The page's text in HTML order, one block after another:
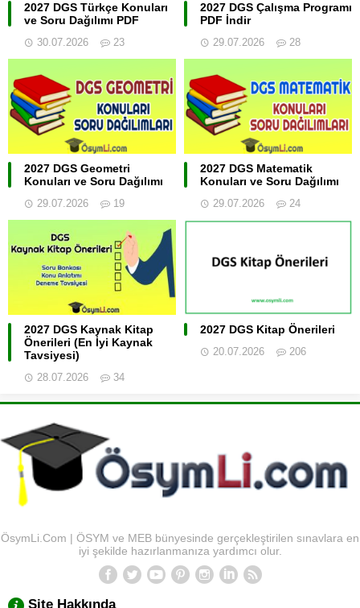
2027 DGS Türkçe Konuları
ve Soru Dağılımı PDF
30.07.2026 23
2027 DGS Çalışma Programı
PDF İndir
29.07.2026 28
2027 DGS Geometri
Konuları ve Soru Dağılımı
29.07.2026 19
2027 DGS Matematik
Konuları ve Soru Dağılımı
29.07.2026 24
2027 DGS Kaynak Kitap
Önerileri (En İyi Kaynak
Tavsiyesi)
28.07.2026 34
2027 DGS Kitap Önerileri
20.07.2026 206
ÖsymLi.Com | ÖSYM ve MEB bünyesinde gerçekleştirilen sınavlara en
iyi şekilde hazırlanmanıza yardımcı olur.
Site Hakkında